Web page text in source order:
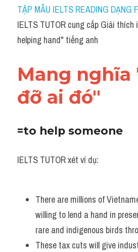
Idiom
Grammar
Word form
Cách dùng từ
Reading
TẬP MẪU IELTS READING DẠNG
IELTS TUTOR cung cấp Giải
helping hand" tiếng anh
Mang nghĩa
đỡ ai đó"
=to help someone
IELTS TUTOR xét ví dụ:
There are millions of
willing to lend a hand in
rare and indigenous birds
These tax cuts will give